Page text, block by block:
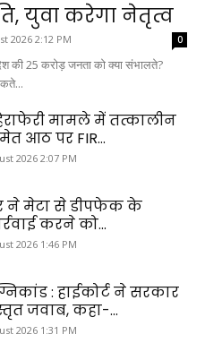
युवा करेगा नेतृत्व
2026 2:12 PM 0
की 25 करोड़ जनता को क्या संभालते?
हेराफेरी मामले में तत्कालीन
आठ पर FIR...
2026 2:07 PM
ने मेटा से डीपफेक के
करने को...
2026 1:46 PM
: हाईकोर्ट ने सरकार
जवाब, कहा-...
2026 1:31 PM